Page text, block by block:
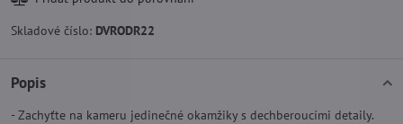
Skladové číslo: DVRODR22
Popis
- Zachyťte na kameru jedinečné okamžiky s dechberoucími detaily.